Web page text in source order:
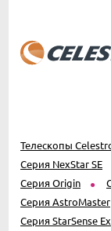
Телескопы
Серия NexStar SE
Серия Origin
Серия AstroMaster
Серия StarSense